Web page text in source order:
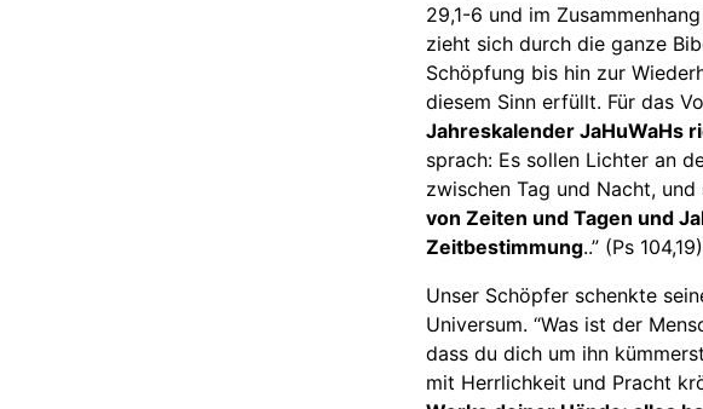
29,1-6 und im
zieht sich durch die ganze
Schöpfung bis hin zur
diesem Sinn erfüllt. Für das
Jahreskalender JaHuWaHs
sprach: Es sollen Lichter an
zwischen Tag und Nacht, und
von Zeiten und Tagen und
Zeitbestimmung..” (Ps
Unser Schöpfer schenkte
Universum. “Was ist der
dass du dich um ihn
mit Herrlichkeit und Pracht